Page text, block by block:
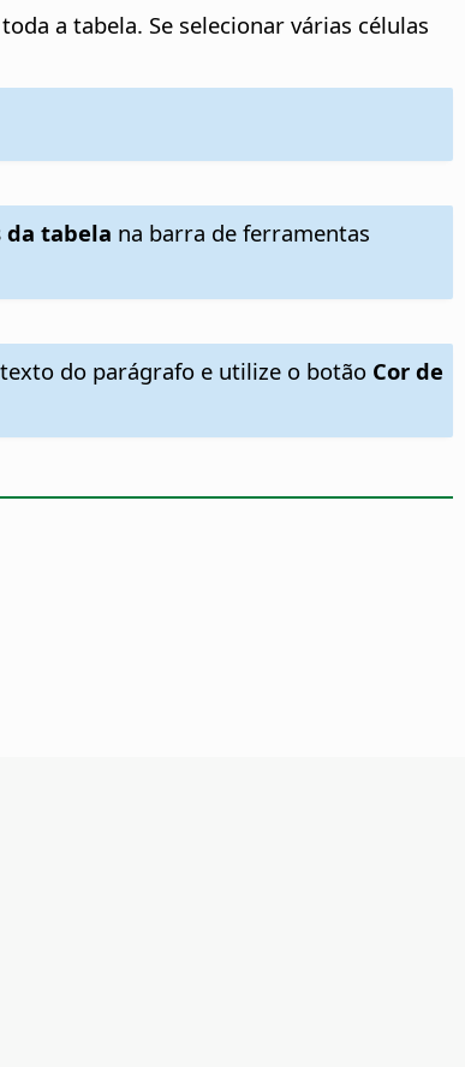
a tabela. Se selecionar várias células
da tabela na barra de ferramentas
do parágrafo e utilize o botão Cor de